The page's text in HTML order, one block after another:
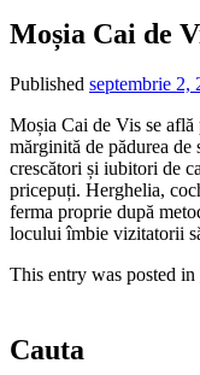
Moșia Cai de
Published septembrie 2,
Moșia Cai de Vis se află
mărginită de pădurea de
crescători și iubitori de
pricepuți. Herghelia,
ferma proprie după
locului îmbie vizitatorii
This entry was posted in
Cauta